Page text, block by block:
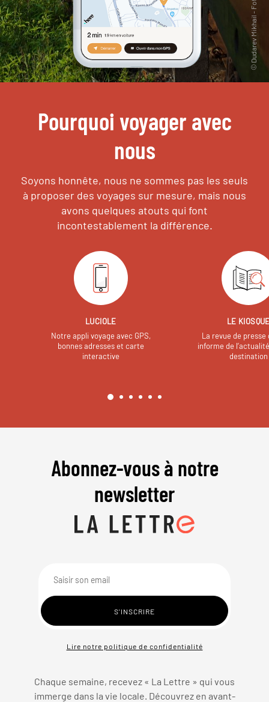
Pourquoi voyager avec
nous
Soyons honnête, nous ne sommes pas les seuls
à proposer des voyages sur mesure, mais nous
avons quelques atouts qui font
incontestablement la différence.
LUCIOLE
Notre appli voyage avec GPS,
bonnes adresses et carte
interactive
LE
La revue de presse
informe de
destination
Abonnez-vous à notre
newsletter
Lire notre politique de confidentialité
Chaque semaine, recevez « La Lettre » qui vous
immerge dans la vie locale. Découvrez en avant-